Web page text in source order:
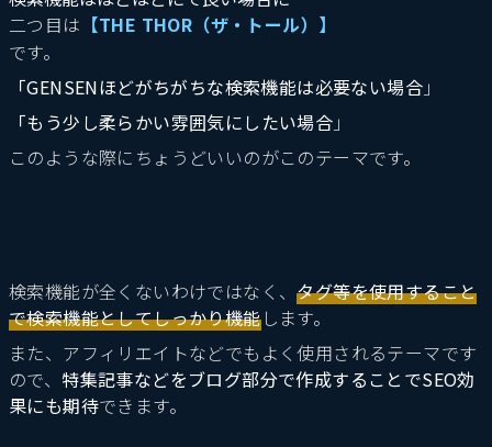
二つ目は 【THE THOR（ザ・トール）】
です。
「GENSENほどがちがちな検索機能は必要ない場合 」
「もう少し柔らかい雰囲気にしたい場合 」
このような際にちょうどいいのがこのテーマです。
検索機能が全くないわけではなく、タグ等を使用すること
で検索機能としてしっかり機能します。
また、アフィリエイトなどでもよく使用されるテーマです
ので、 特集記事などをブログ部分で作成することでSEO効
果にも期待できます。